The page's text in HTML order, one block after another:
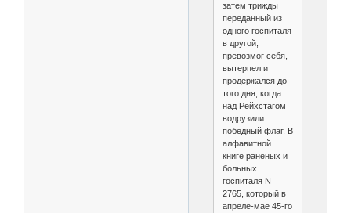
затем трижды
переданный из
одного госпиталя
в другой,
превозмог себя,
вытерпел и
продержался до
того дня, когда
над Рейхстагом
водрузили
победный флаг. В
алфавитной
книге раненых и
больных
госпиталя N
2765, который в
апреле-мае 45-го